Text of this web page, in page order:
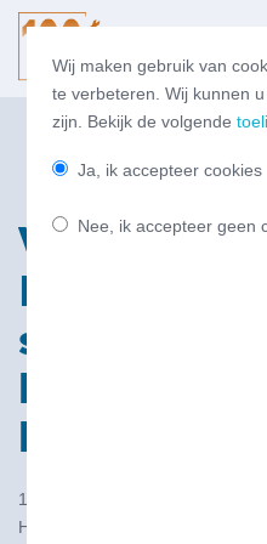
Wij maken gebruik van
te verbeteren. Wij kunnen
zijn. Bekijk de volgende
Ja, ik accepteer cookies
Nee, ik accepteer geen
Verslag en
PHB seminar
brandstoffen
18 dec 2025
Het Nederlandse